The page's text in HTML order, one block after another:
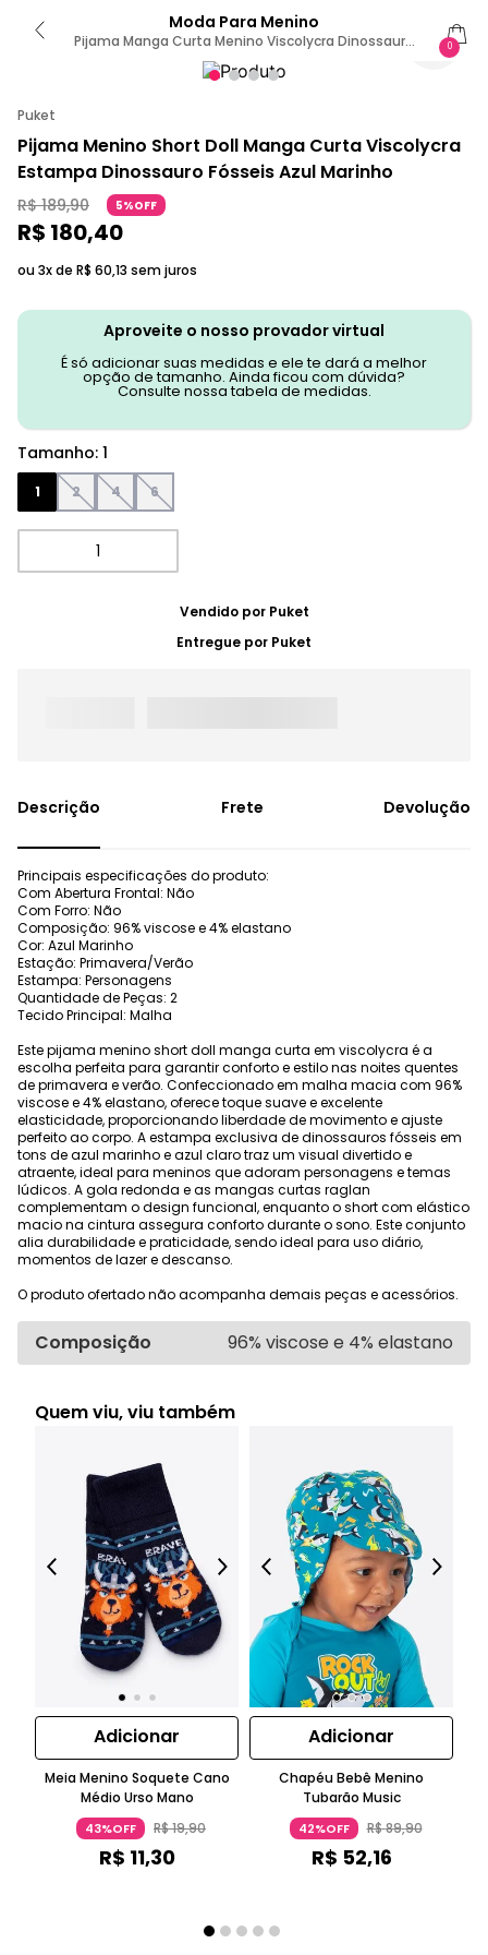
Moda Para Menino
Pijama Manga Curta Menino Viscolycra Dinossauro
Fósseis 1
0
Puket
Pijama Menino Short Doll Manga Curta Viscolycra
Estampa Dinossauro Fósseis Azul Marinho
R$ 189,90 5%OFF
R$ 180,40
ou 3x de R$ 60,13 sem juros
Aproveite o nosso provador virtual
É só adicionar suas medidas e ele te dará a melhor
opção de tamanho. Ainda ficou com dúvida?
Consulte nossa tabela de medidas.
Tamanho: 1
1 2 4 6
Vendido por Puket
Entregue por Puket
Frete Devolução
Principais especificações do produto:
Com Abertura Frontal: Não
Com Forro: Não
Composição: 96% viscose e 4% elastano
Cor: Azul Marinho
Estação: Primavera/Verão
Estampa: Personagens
Quantidade de Peças: 2
Tecido Principal: Malha
Este pijama menino short doll manga curta em viscolycra é a
escolha perfeita para garantir conforto e estilo nas noites quentes
de primavera e verão. Confeccionado em malha macia com 96%
viscose e 4% elastano, oferece toque suave e excelente
elasticidade, proporcionando liberdade de movimento e ajuste
perfeito ao corpo. A estampa exclusiva de dinossauros fósseis em
tons de azul marinho e azul claro traz um visual divertido e
atraente, ideal para meninos que adoram personagens e temas
lúdicos. A gola redonda e as mangas curtas raglan
complementam o design funcional, enquanto o short com elástico
macio na cintura assegura conforto durante o sono. Este conjunto
alia durabilidade e praticidade, sendo ideal para uso diário,
momentos de lazer e descanso.
O produto ofertado não acompanha demais peças e acessórios.
Composição 96% viscose e 4% elastano
Quem viu, viu também
Adicionar
Meia Menino Soquete Cano
Médio Urso Mano
43%OFF R$19,90
R$ 11,30
Adicionar
Chapéu Bebê Menino
Tubarão Music
42%OFF R$89,90
R$ 52,16